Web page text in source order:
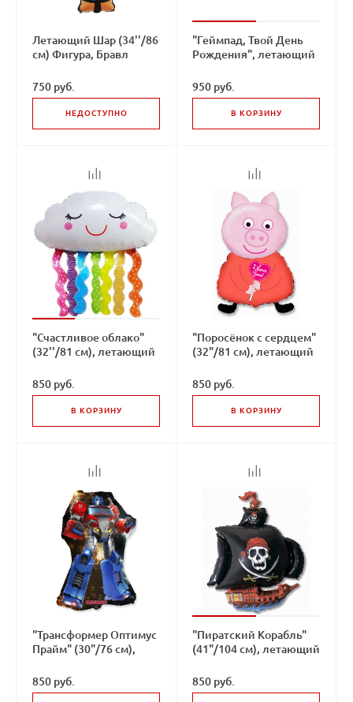
Летающий Шар (34''/86
см) Фигура, Бравл
750 руб.
НЕДОСТУПНО
"Геймпад, Твой День
Рождения", летающий
950 руб.
В КОРЗИНУ
"Счастливое облако"
(32''/81 см), летающий
850 руб.
В КОРЗИНУ
"Поросёнок с сердцем"
(32"/81 см), летающий
850 руб.
В КОРЗИНУ
"Трансформер Оптимус
Прайм" (30"/76 см),
850 руб.
"Пиратский Корабль"
(41"/104 см), летающий
850 руб.